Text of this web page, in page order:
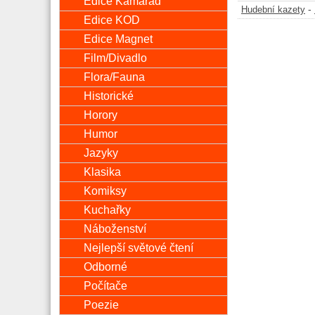
Hudební kazety -
Edice KOD
Edice Magnet
Film/Divadlo
Flora/Fauna
Historické
Horory
Humor
Jazyky
Klasika
Komiksy
Kuchařky
Náboženství
Nejlepší světové čtení
Odborné
Počítače
Poezie